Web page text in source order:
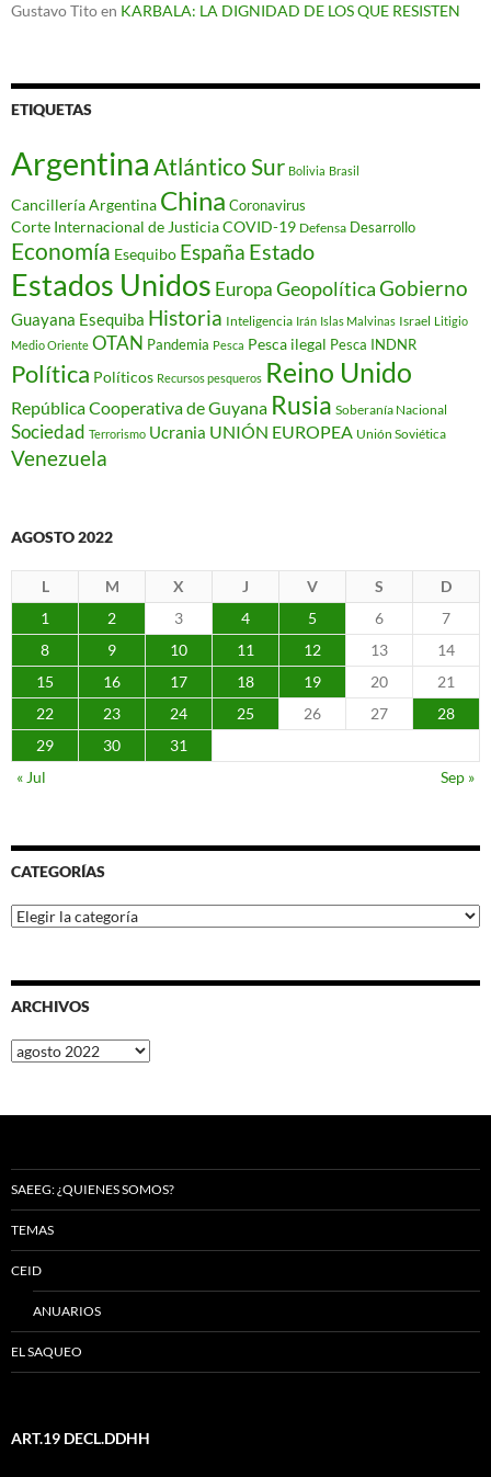
Gustavo Titoen KARBALA: LA DIGNIDAD DE LOS QUE RESISTEN
ETIQUETAS
Argentina Atlántico Sur Bolivia Brasil
Cancillería Argentina China Coronavirus
Corte Internacional de JusticiaCOVID-19 Defensa Desarrollo
Economía Esequibo España Estado
Estados Unidos EuropaGeopolíticaGobierno
Guayana Esequiba Historia Inteligencia Irán Islas Malvinas Israel Litigio
Medio Oriente OTAN Pandemia Pesca Pesca ilegal Pesca INDNR
Política Políticos Recursos pesqueros Reino Unido
República Cooperativa de Guyana Rusia Soberanía Nacional
Sociedad Terrorismo Ucrania UNIÓN EUROPEA Unión Soviética
Venezuela
AGOSTO 2022
L M X J V S
D
1
2 3 4 5 6
7
8
9 10 11 12 13
14
15
16 17 18 19 20
21
22
23 24 25 26 27
28
29
30
31
« Jul
Sep »
CATEGORÍAS
Categorías
ARCHIVOS
Archivos
SAEEG: ¿QUIENES SOMOS?
TEMAS
CEID
ANUARIOS
EL SAQUEO
ART.19 DECL.DDHH